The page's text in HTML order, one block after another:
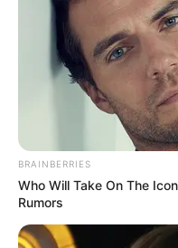
Foto de Policía
Diciembre 20, 2021
BRAINBERRIES
Who Will Take On The
Rumors